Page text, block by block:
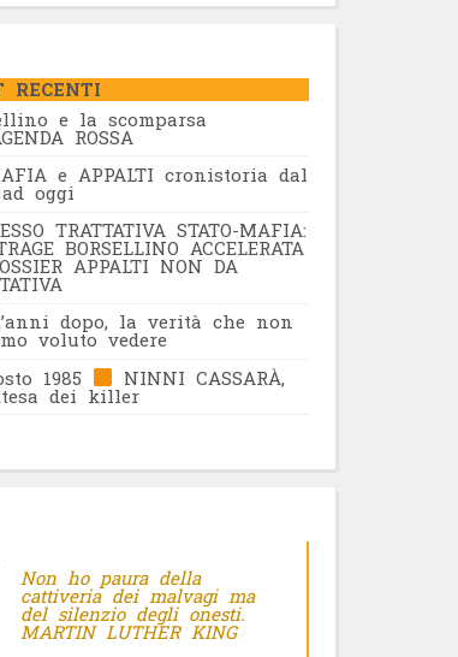
RECENTI
e la scomparsa
ROSSA
e APPALTI cronistoria dal
ad oggi
TRATTATIVA STATO-MAFIA:
BORSELLINO ACCELERATA
APPALTI NON DA
dopo, la verità che non
voluto vedere
1985
NINNI CASSARÀ,
dei killer
Non ho paura della
cattiveria dei malvagi ma
del silenzio degli onesti.
MARTIN LUTHER KING